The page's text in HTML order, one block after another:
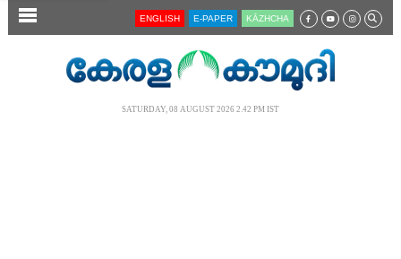
SECTIONS ENGLISH E-PAPER KĀZHCHA
SATURDAY, 08 AUGUST 2026 2.42 PM IST